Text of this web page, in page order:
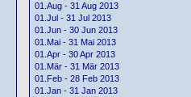
01.Aug - 31 Aug 2013
01.Jul - 31 Jul 2013
01.Jun - 30 Jun 2013
01.Mai - 31 Mai 2013
01.Apr - 30 Apr 2013
01.Mär - 31 Mär 2013
01.Feb - 28 Feb 2013
01.Jan - 31 Jan 2013